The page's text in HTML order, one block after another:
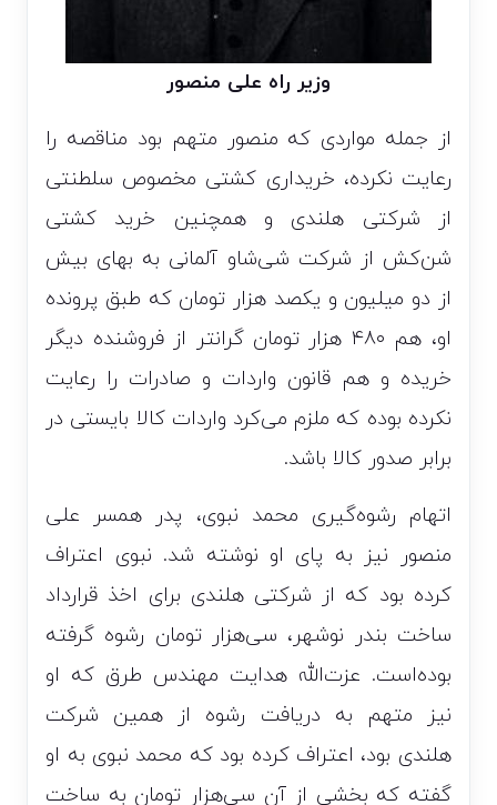
وزیر راه علی منصور
از جمله مواردی که منصور متهم بود مناقصه را
رعایت نکرده، خریداری کشتی مخصوص سلطنتی
از شرکتی هلندی و همچنین خرید کشتی
شن‌کش از شرکت شی‌شاو آلمانی به بهای بیش
از دو میلیون و یکصد هزار تومان که طبق پرونده
او، هم ۴۸۰ هزار تومان گرانتر از فروشنده دیگر
خریده و هم قانون واردات و صادرات را رعایت
نکرده بوده که ملزم می‌کرد واردات کالا بایستی در
برابر صدور کالا باشد.
اتهام رشوه‌گیری محمد نبوی، پدر همسر علی
منصور نیز به پای او نوشته شد. نبوی اعتراف
کرده بود که از شرکتی هلندی برای اخذ قرارداد
ساخت بندر نوشهر، سی‌هزار تومان رشوه گرفته
بوده‌است. عزت‌الله هدایت مهندس طرق که او
نیز متهم به دریافت رشوه از همین شرکت
هلندی بود، اعتراف کرده بود که محمد نبوی به او
گفته که بخشی از آن سی‌هزار تومان به ساخت